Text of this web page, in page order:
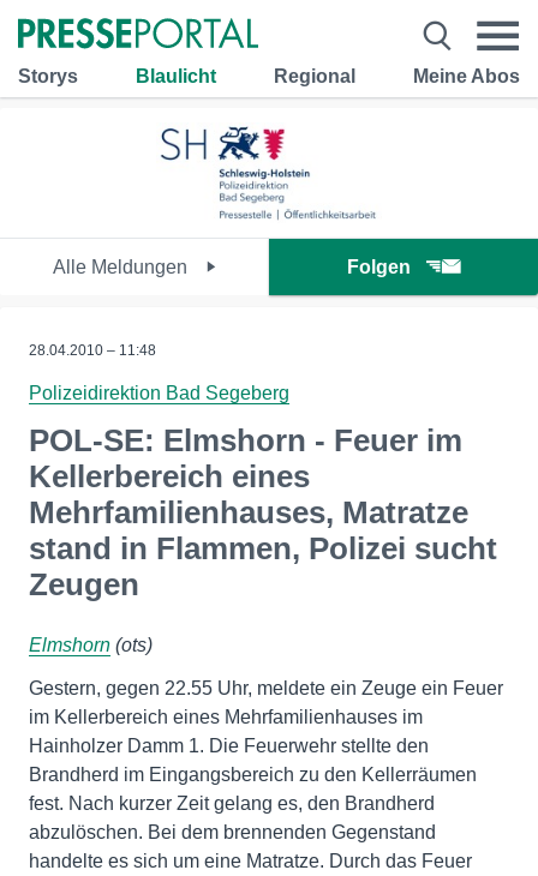
Storys Blaulicht Regional Meine Abos
Alle Meldungen Folgen
28.04.2010 – 11:48
Polizeidirektion Bad Segeberg
POL-SE: Elmshorn - Feuer im
Kellerbereich eines
Mehrfamilienhauses, Matratze
stand in Flammen, Polizei sucht
Zeugen
Elmshorn (ots)
Gestern, gegen 22.55 Uhr, meldete ein Zeuge ein Feuer
im Kellerbereich eines Mehrfamilienhauses im
Hainholzer Damm 1. Die Feuerwehr stellte den
Brandherd im Eingangsbereich zu den Kellerräumen
fest. Nach kurzer Zeit gelang es, den Brandherd
abzulöschen. Bei dem brennenden Gegenstand
handelte es sich um eine Matratze. Durch das Feuer